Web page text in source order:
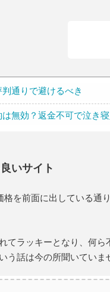
通りで避けるべき
無効？返金不可で泣き寝
いサイト
を前面に出している通
てラッキーとなり、何
話は今の所聞いていま